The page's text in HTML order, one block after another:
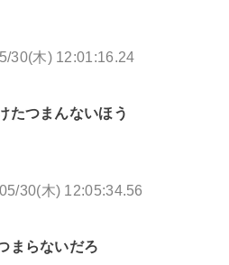
30(木) 12:01:16.24
たつまんないほう
30(木) 12:05:34.56
まらないだろ